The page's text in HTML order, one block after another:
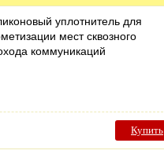
уплотнитель для
мест сквозного
коммуникаций
Купить